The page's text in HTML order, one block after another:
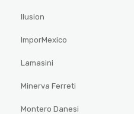
Ilusion
ImporMexico
Lamasini
Minerva Ferreti
Montero Danesi